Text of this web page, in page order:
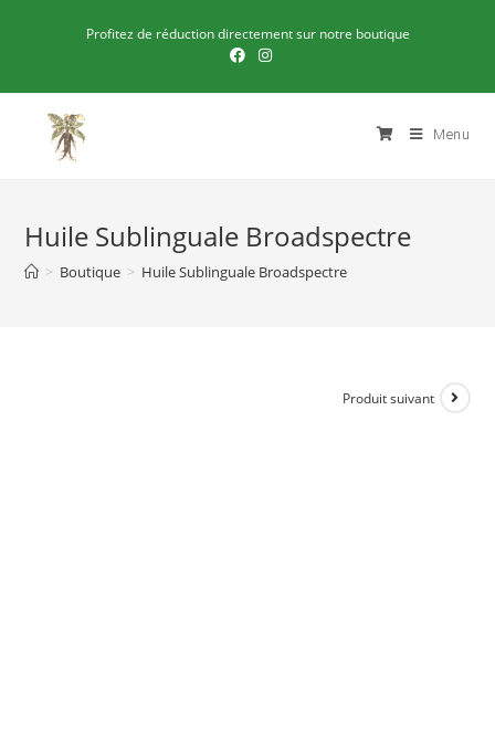
Profitez de réduction directement sur notre boutique
Menu
Huile Sublinguale Broadspectre
> Boutique > Huile Sublinguale Broadspectre
Produit suivant